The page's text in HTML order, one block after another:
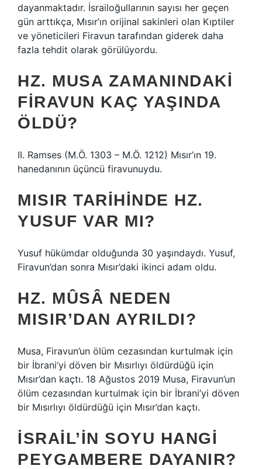
dayanmaktadır. İsrailoğullarının sayısı her geçen
gün arttıkça, Mısır’ın orijinal sakinleri olan Kıptiler
ve yöneticileri Firavun tarafından giderek daha
fazla tehdit olarak görülüyordu.
HZ. MUSA ZAMANINDAKI
FIRAVUN KAÇ YAŞINDA
ÖLDÜ?
II. Ramses (M.Ö. 1303 – M.Ö. 1212) Mısır’ın 19.
hanedanının üçüncü firavunuydu.
MISIR TARIHINDE HZ.
YUSUF VAR MI?
Yusuf hükümdar olduğunda 30 yaşındaydı. Yusuf,
Firavun’dan sonra Mısır’daki ikinci adam oldu.
HZ. MÛSÂ NEDEN
MISIR’DAN AYRILDI?
Musa, Firavun’un ölüm cezasından kurtulmak için
bir İbrani’yi döven bir Mısırlıyı öldürdüğü için
Mısır’dan kaçtı. 18 Ağustos 2019 Musa, Firavun’un
ölüm cezasından kurtulmak için bir İbrani’yi döven
bir Mısırlıyı öldürdüğü için Mısır’dan kaçtı.
İSRAIL’IN SOYU HANGI
PEYGAMBERE DAYANIR?